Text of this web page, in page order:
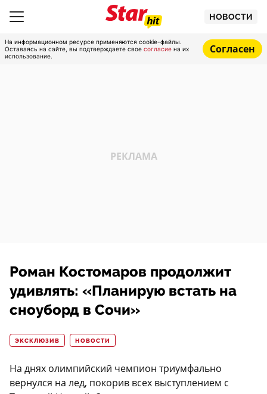
НОВОСТИ
На информационном ресурсе применяются cookie-файлы.
Оставаясь на сайте, вы подтверждаете свое согласие на их
использование.
Согласен
Роман Костомаров продолжит
удивлять: «Планирую встать на
сноуборд в Сочи»
ЭКСКЛЮЗИВ НОВОСТИ
На днях олимпийский чемпион триумфально
вернулся на лед, покорив всех выступлением с